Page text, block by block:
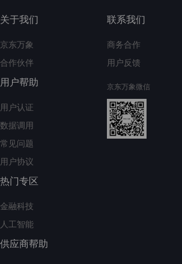
关于我们
京东万象
合作伙伴
用户帮助
用户认证
数据调用
常见问题
用户协议
热门专区
金融科技
人工智能
供应商帮助
联系我们
商务合作
用户反馈
京东万象微信